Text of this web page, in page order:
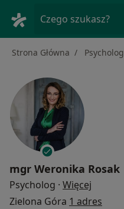
Czego szukasz?
Strona Główna Psycholog
mgr Weronika Rosak
Psycholog · Więcej
Zielona Góra 1 adres